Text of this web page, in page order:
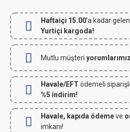
Haftaiçi 15.00'a kadar
Yurtiçi kargoda!
Mutlu müşteri
Havale/EFT ödemeli
%5 indirim!
Havale, kapıda ödemeve
imkanı!